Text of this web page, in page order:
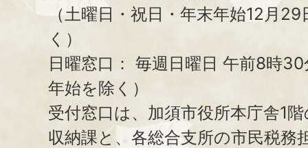
（土曜日・祝日・年末年始12月
く）
日曜窓口： 毎週日曜日 午前8時
年始を除く）
受付窓口は、加須市役所本庁舎1
収納課と、 各総合支所の市民税務